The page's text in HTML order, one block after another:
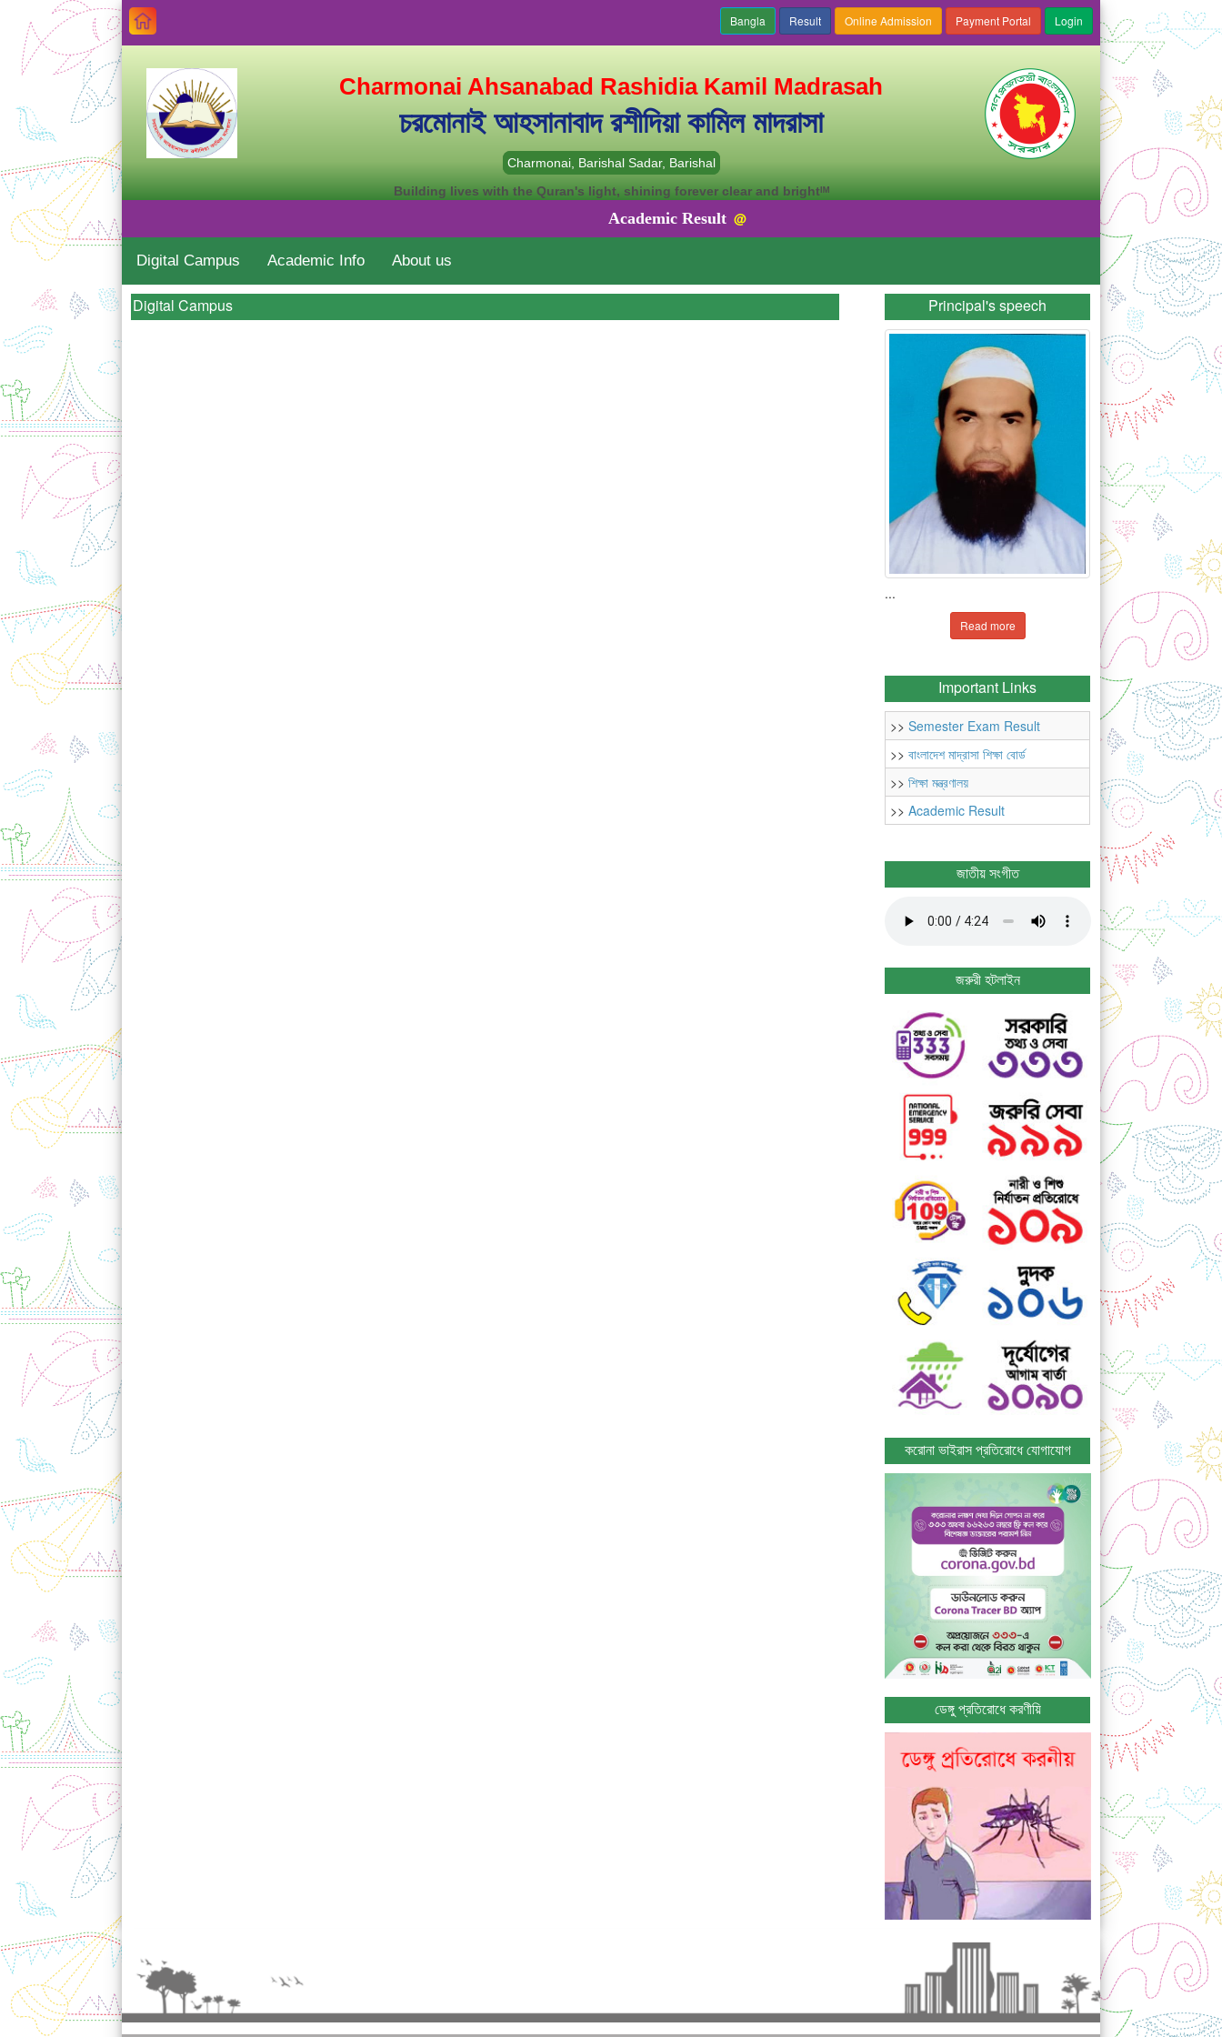
Charmonai Ahsanabad Rashidia Kamil Madrasah
চরমোনাই আহসানাবাদ রশীদিয়া কামিল মাদরাসা
Charmonai, Barishal Sadar, Barishal
Building lives with the Quran's light, shining forever clear and brightᴵᴹ
Academic Result@
Digital Campus Academic Info About us
Digital Campus Principal's speech
...
Read more
Important Links
>>Semester Exam Result
>>বাংলাদেশ মাদ্রাসা শিক্ষা বোর্ড
>>শিক্ষা মন্ত্রণালয়
>>Academic Result
জাতীয় সংগীত
জরুরী হটলাইন
করোনা ভাইরাস প্রতিরোধে যোগাযোগ
ডেঙ্গু প্রতিরোধে করণীয়ি